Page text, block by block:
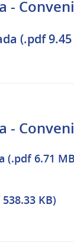
-
(.pdf 9.45
-
(.pdf 6.71
KB)